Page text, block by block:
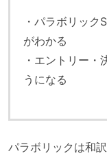
・パラボリック
がわかる
・エントリー・
うになる
パラボリックは和